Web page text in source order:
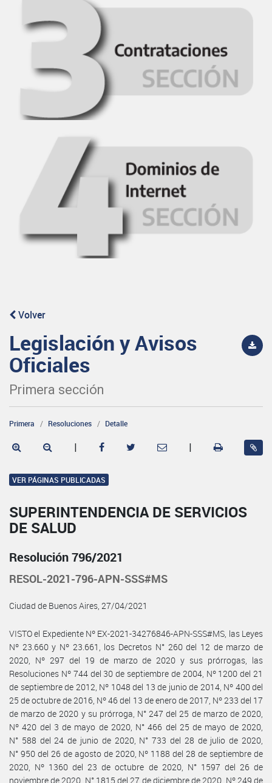
Volver
Legislación y Avisos
Oficiales
Primera sección
Primera Resoluciones Detalle
| |
VER PÁGINAS PUBLICADAS
SUPERINTENDENCIA DE SERVICIOS
DE SALUD
Resolución 796/2021
RESOL-2021-796-APN-SSS#MS
Ciudad de Buenos Aires, 27/04/2021
VISTO el Expediente Nº EX-2021-34276846-APN-SSS#MS, las Leyes
Nº 23.660 y Nº 23.661, los Decretos N° 260 del 12 de marzo de
2020, Nº 297 del 19 de marzo de 2020 y sus prórrogas, las
Resoluciones Nº 744 del 30 de septiembre de 2004, Nº 1200 del 21
de septiembre de 2012, Nº 1048 del 13 de junio de 2014, Nº 400 del
25 de octubre de 2016, Nº 46 del 13 de enero de 2017, Nº 233 del 17
de marzo de 2020 y su prórroga, N° 247 del 25 de marzo de 2020,
Nº 420 del 3 de mayo de 2020, N° 466 del 25 de mayo de 2020,
N° 588 del 24 de junio de 2020, N° 733 del 28 de julio de 2020,
N° 950 del 26 de agosto de 2020, Nº 1188 del 28 de septiembre de
2020, Nº 1360 del 23 de octubre de 2020, N° 1597 del 26 de
noviembre de 2020, N° 1815 del 27 de diciembre de 2020, Nº 249 de